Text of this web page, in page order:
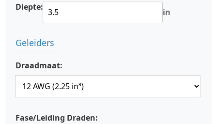
Diepte: in
Geleiders
Draadmaat:
Fase/Leiding Draden: